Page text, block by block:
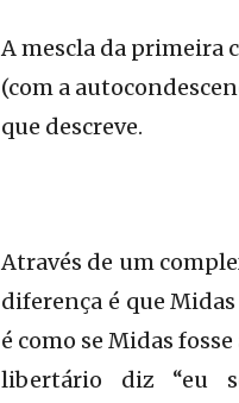
A mescla da primeira
(com a
que descreve.
Através de um
diferença é que
é como se Midas
libertário diz “eu